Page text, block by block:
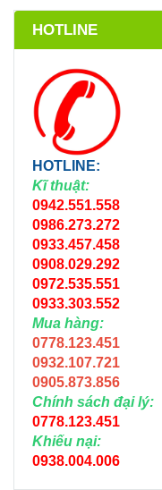
HOTLINE
HOTLINE:
Kĩ thuật:
0942.551.558
0986.273.272
0933.457.458
0908.029.292
0972.535.551
0933.303.552
Mua hàng:
0778.123.451
0932.107.721
0905.873.856
Chính sách đại lý:
0778.123.451
Khiếu nại:
0938.004.006